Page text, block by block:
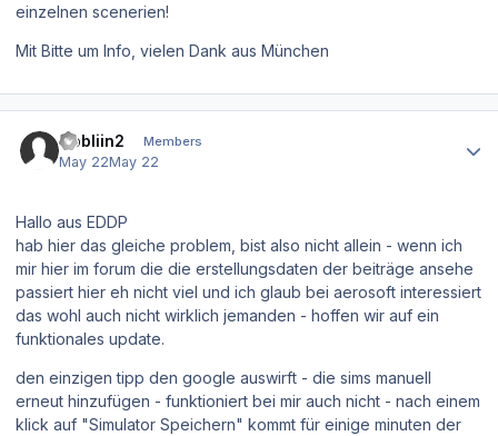
einzelnen scenerien!
Mit Bitte um Info, vielen Dank aus München
Gobliin2 Members
May 22May 22
Hallo aus EDDP
hab hier das gleiche problem, bist also nicht allein - wenn ich
mir hier im forum die die erstellungsdaten der beiträge ansehe
passiert hier eh nicht viel und ich glaub bei aerosoft interessiert
das wohl auch nicht wirklich jemanden - hoffen wir auf ein
funktionales update.
den einzigen tipp den google auswirft - die sims manuell
erneut hinzufügen - funktioniert bei mir auch nicht - nach einem
klick auf "Simulator Speichern" kommt für einige minuten der